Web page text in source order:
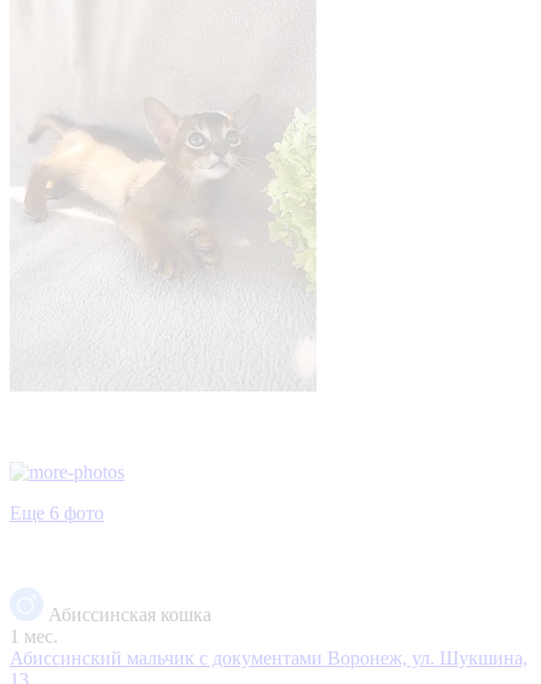
Еще 6 фото
Абиссинская кошка
1 мес.
Абиссинский мальчик с документами Воронеж, ул. Шукшина,
13